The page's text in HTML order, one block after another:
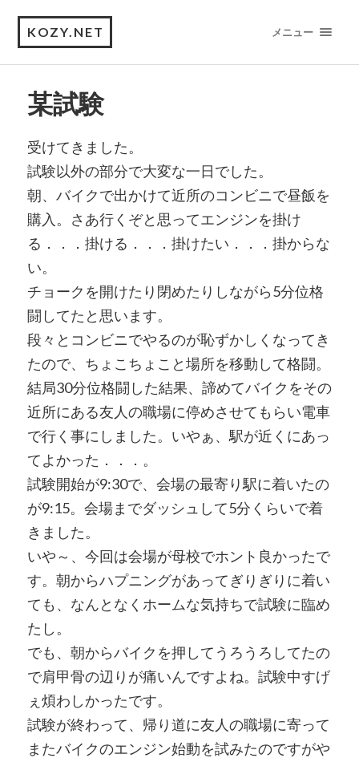
KOZY.NET メニュー
某試験
受けてきました。
試験以外の部分で大変な一日でした。
朝、バイクで出かけて近所のコンビニで昼飯を
購入。さあ行くぞと思ってエンジンを掛け
る．．．掛ける．．．掛けたい．．．掛からな
い。
チョークを開けたり閉めたりしながら5分位格
闘してたと思います。
段々とコンビニでやるのが恥ずかしくなってき
たので、ちょこちょこと場所を移動して格闘。
結局30分位格闘した結果、諦めてバイクをその
近所にある友人の職場に停めさせてもらい電車
で行く事にしました。いやぁ、駅が近くにあっ
てよかった．．．。
試験開始が9:30で、会場の最寄り駅に着いたの
が9:15。会場までダッシュして5分くらいで着
きました。
いや～、今回は会場が母校でホント良かったで
す。朝からハプニングがあってぎりぎりに着い
ても、なんとなくホームな気持ちで試験に臨め
たし。
でも、朝からバイクを押してうろうろしてたの
で肩甲骨の辺りが痛いんですよね。試験中すげ
ぇ煩わしかったです。
試験が終わって、帰り道に友人の職場に寄って
またバイクのエンジン始動を試みたのですがや